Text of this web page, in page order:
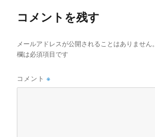
コメントを残す
メールアドレスが公開されることはありません。
欄は必須項目です
コメント※